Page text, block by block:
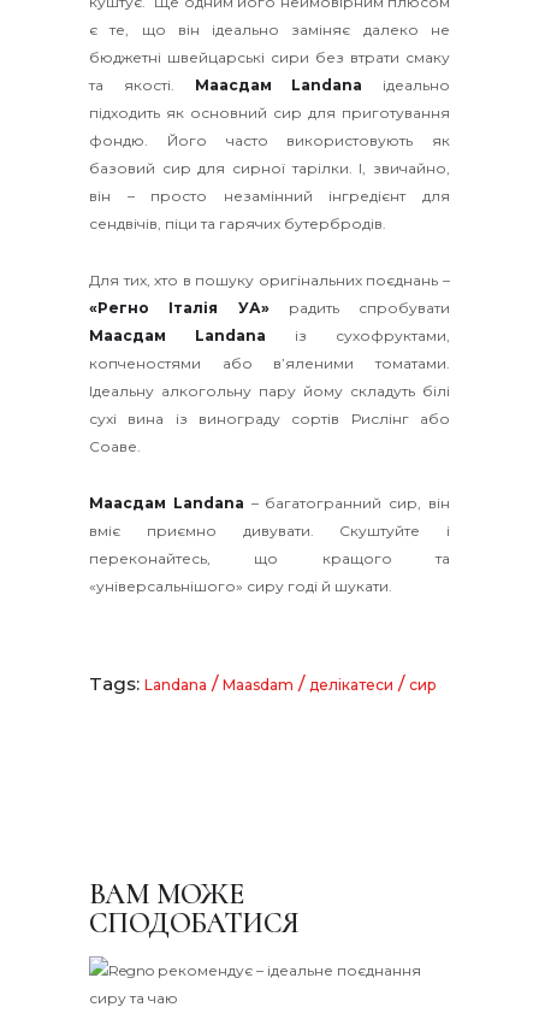
є те, що він ідеально заміняє далеко не
бюджетні швейцарські сири без втрати смаку
та якості. Маасдам Landana ідеально
підходить як основний сир для приготування
фондю. Його часто використовують як
базовий сир для сирної тарілки. І, звичайно,
він – просто незамінний інгредієнт для
сендвічів, піци та гарячих бутербродів.
Для тих, хто в пошуку оригінальних поєднань –
«Регно Італія УА»радить спробувати
Маасдам
Landana із сухофруктами,
копченостями або в’яленими томатами.
Ідеальну алкогольну пару йому складуть білі
сухі вина із винограду сортів Рислінг або
Соаве.
Маасдам Landana – багатогранний сир, він
вміє приємно дивувати. Скуштуйте і
переконайтесь, що кращого та
«універсальнішого» сиру годі й шукати.
Tags: Landana / Maasdam / делікатеси / сир
ВАМ МОЖЕ
СПОДОБАТИСЯ